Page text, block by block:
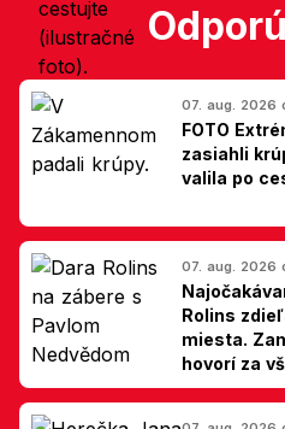
07. aug. 2026
FOTO
zasiahli
valila po
07. aug. 2026
Rolins
miesta.
hovorí za